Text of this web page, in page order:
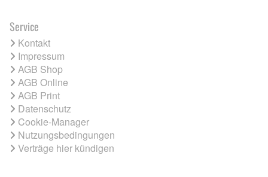
Service
Kontakt
Impressum
AGB Shop
AGB Online
AGB Print
Datenschutz
Cookie-Manager
Nutzungsbedingungen
Verträge hier kündigen